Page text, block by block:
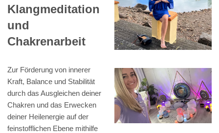
Klangmeditation
und
Chakrenarbeit
Zur Förderung von innerer
Kraft, Balance und Stabilität
durch das Ausgleichen deiner
Chakren und das Erwecken
deiner Heilenergie auf der
feinstofflichen Ebene mithilfe